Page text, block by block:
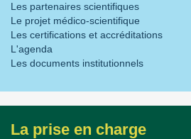
Les partenaires scientifiques
Le projet médico-scientifique
Les certifications et accréditations
L'agenda
Les documents institutionnels
La prise en charge